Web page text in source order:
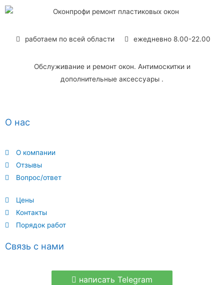
Связь с нами
написать Telegram
О нас
О компании
Отзывы
Вопрос/ответ
Цены
Контакты
Порядок работ
работаем по всей области ежедневно 8.00-22.00
Обслуживание и ремонт окон. Антимоскитки и
дополнительные аксессуары .